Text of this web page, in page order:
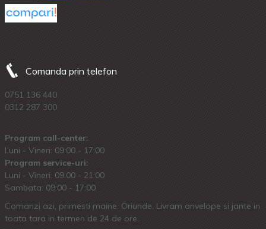
Comanda prin telefon
0751 136 440
0312 287 300
Program call-center:
Luni - Vineri: 09:00 - 17:00
Program service-uri:
Luni - Vineri: 09.00 - 21:00
Sambata: 09:00 - 17:00
Comanzi azi, primesti maine. Oriunde. Livram anvelope si jante in
toata tara in termen de 24 de ore.